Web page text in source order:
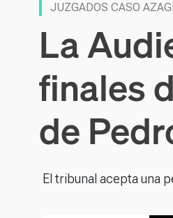
JUZGADOS CASO
La
finales
de
El tribunal acepta una